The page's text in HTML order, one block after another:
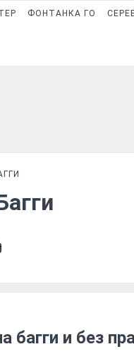
ФОНТАНКА ГО
багги и без